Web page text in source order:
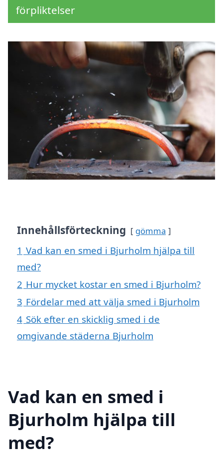
förpliktelser
Innehållsförteckning gömma
1 Vad kan en smed i Bjurholm hjälpa till
med?
2 Hur mycket kostar en smed i Bjurholm?
3 Fördelar med att välja smed i Bjurholm
4 Sök efter en skicklig smed i de
omgivande städerna Bjurholm
Vad kan en smed i
Bjurholm hjälpa till
med?